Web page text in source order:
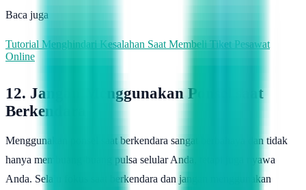
Baca juga
Tutorial Menghindari Kesalahan Saat Membeli Tiket Pesawat
Online
12. Jangan Menggunakan Ponsel saat
Berkendara
Menggunakan ponsel saat berkendara sangat berbahaya dan tidak
hanya membuang-buang pulsa selular Anda, tetapi juga nyawa
Anda. Selalu fokus saat berkendara dan jangan menggunakan